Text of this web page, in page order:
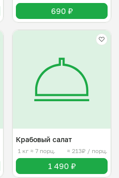
690 ₽
Крабовый салат
1 кг ≈ 7 порц. ≈ 213₽ / порц.
1 490 ₽